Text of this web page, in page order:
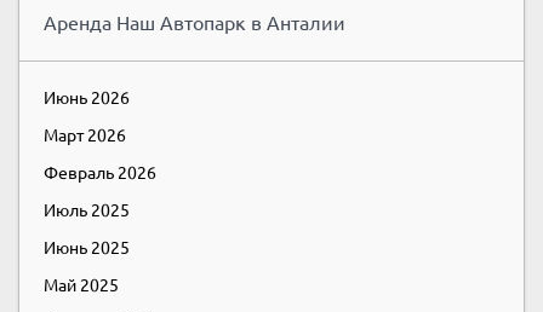
Аренда Наш Автопарк в Анталии
Июнь 2026
Март 2026
Февраль 2026
Июль 2025
Июнь 2025
Май 2025